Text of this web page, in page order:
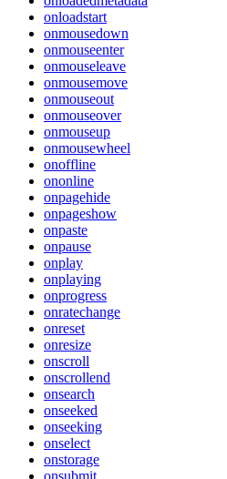
onloadstart
onmousedown
onmouseenter
onmouseleave
onmousemove
onmouseout
onmouseover
onmouseup
onmousewheel
onoffline
ononline
onpagehide
onpageshow
onpaste
onpause
onplay
onplaying
onprogress
onratechange
onreset
onresize
onscroll
onscrollend
onsearch
onseeked
onseeking
onselect
onstorage
onsubmit